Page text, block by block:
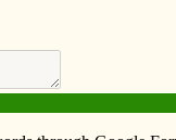
Video